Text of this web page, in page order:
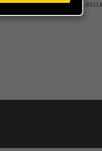
40 kg. de la marca MICEL. EAN: